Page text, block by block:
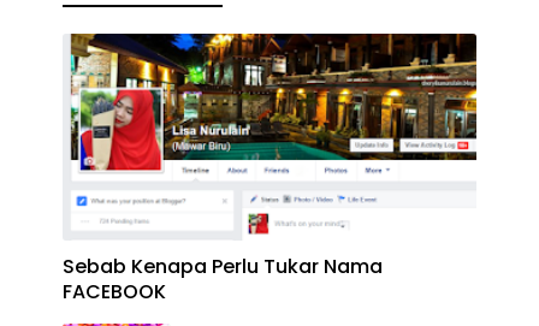
Sebab Kenapa Perlu Tukar Nama
FACEBOOK